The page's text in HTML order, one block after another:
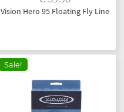
Vision Hero 95 Floating Fly Line
Sale!